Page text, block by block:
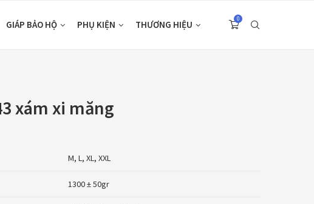
GIÁP BẢO HỘ PHỤ KIỆN THƯƠNG HIỆU
0
xám xi măng
M, L, XL, XXL
1300 ± 50gr